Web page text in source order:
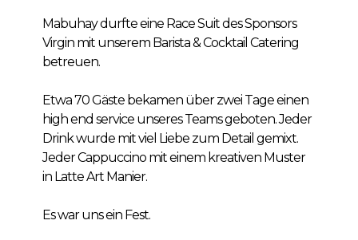
Mabuhay durfte eine Race Suit des Sponsors
Virgin mit unserem Barista & Cocktail Catering
betreuen.
Etwa 70 Gäste bekamen über zwei Tage einen
high end service unseres Teams geboten. Jeder
Drink wurde mit viel Liebe zum Detail gemixt.
Jeder Cappuccino mit einem kreativen Muster
in Latte Art Manier.
Es war uns ein Fest.